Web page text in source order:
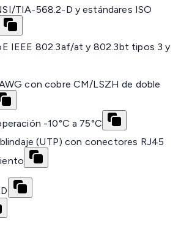
TIA-568.2-D y estándares ISO
IEEE 802.3af/at y 802.3bt tipos 3 y
con cobre CM/LSZH de doble
-10°C a 75°C
(UTP) con conectores RJ45